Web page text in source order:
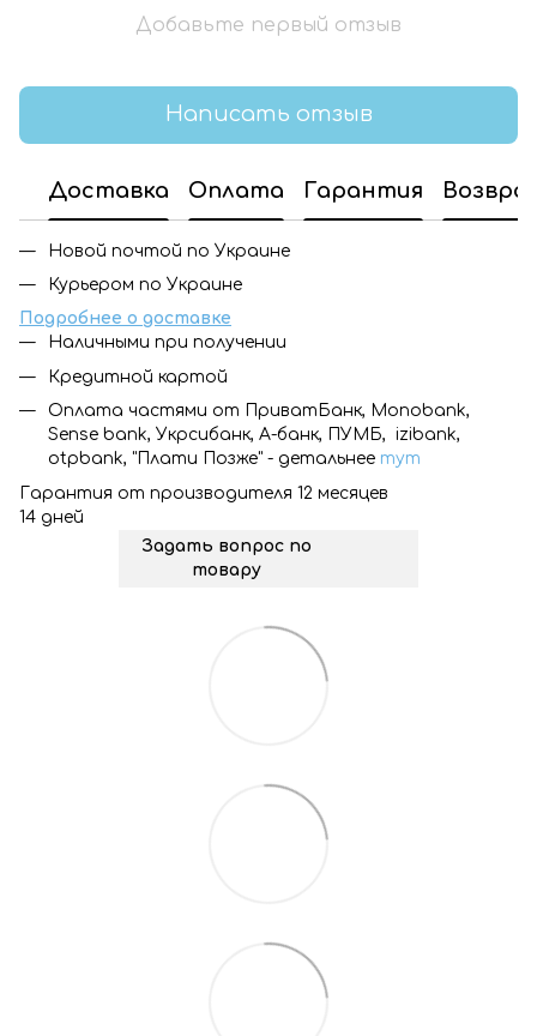
Добавьте первый отзыв
Написать отзыв
Доставка Оплата Гарантия
Новой почтой по Украине
Курьером по Украине
Подробнее о доставке
Наличными при получении
Кредитной картой
Оплата частями от ПриватБанк, Monobank,
Sense bank, Укрсибанк, А-банк, ПУМБ, izibank,
otpbank, "Плати Позже" - детальнее тут
Гарантия от производителя 12 месяцев
14 дней
Задать вопрос по
товару